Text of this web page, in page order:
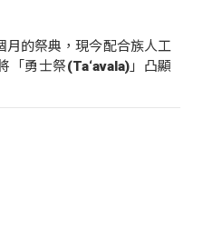
月的祭典，現今配合族人工
「勇士祭(Ta‘avala)」凸顯